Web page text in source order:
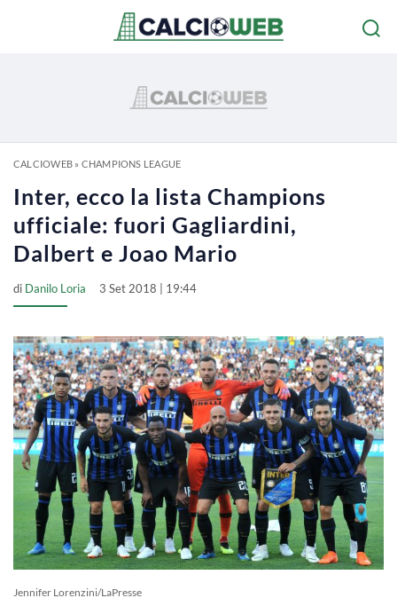
CALCIOWEB» CHAMPIONS LEAGUE
Inter, ecco la lista Champions
ufficiale: fuori Gagliardini,
Dalbert e Joao Mario
di Danilo Loria 3 Set 2018 | 19:44
Jennifer Lorenzini/LaPresse